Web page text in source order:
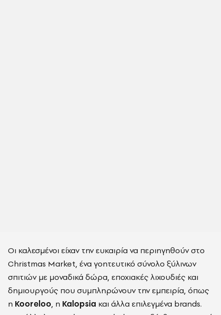
Οι καλεσμένοι είχαν την ευκαιρία να περιηγηθούν στο
Christmas Market, ένα γοητευτικό σύνολο ξύλινων
σπιτιών με μοναδικά δώρα, εποχιακές λιχουδιές και
δημιουργούς που συμπληρώνουν την εμπειρία, όπως
η Kooreloo, η Kalopsia και άλλα επιλεγμένα brands.